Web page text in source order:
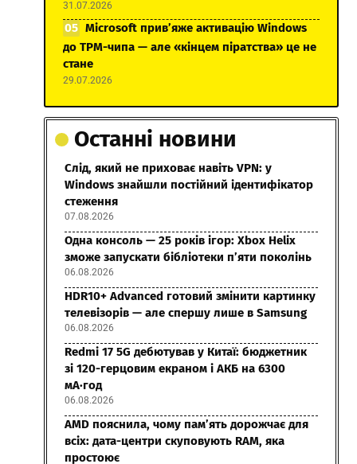
31.07.2026
Microsoft прив’яже активацію Windows
до TPM-чипа — але «кінцем піратства» це не
стане
29.07.2026
Останні новини
Слід, який не приховає навіть VPN: у
Windows знайшли постійний ідентифікатор
стеження
07.08.2026
Одна консоль — 25 років ігор: Xbox Helix
зможе запускати бібліотеки п’яти поколінь
06.08.2026
HDR10+ Advanced готовий змінити картинку
телевізорів — але спершу лише в Samsung
06.08.2026
Redmi 17 5G дебютував у Китаї: бюджетник
зі 120-герцовим екраном і АКБ на 6300
мА·год
06.08.2026
AMD пояснила, чому пам’ять дорожчає для
всіх: дата-центри скуповують RAM, яка
простоює